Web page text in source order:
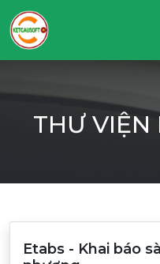
THƯ VIỆN
Etabs - Khai báo